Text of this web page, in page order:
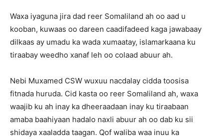
Waxa iyaguna jira dad reer Somaliland ah oo aad u
kooban, kuwaas oo dareen caadifadeed kaga jawabaay
dilkaas ay umadu ka wada xumaatay, islamarkaana ku
tiraabay weedho xanaf leh oo colaad abuur ah.
Nebi Muxamed CSW wuxuu nacdalay cidda toosisa
fitnada huruda. Cid kasta oo reer Somaliland ah, waxa
waajib ku ah inay ka dheeraadaan inay ku tiraabaan
amaba baahiyaan hadalo naxli abuur ah oo dab ku sii
shidaya xaaladda taagan. Qof waliba waa inuu ka